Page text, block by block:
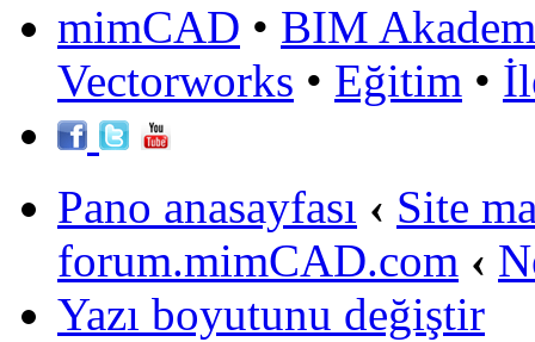
mimCAD • BIM
Vectorworks • Eğitim •
Pano anasayfası ‹ Site
forum.mimCAD.com ‹
Yazı boyutunu değiştir